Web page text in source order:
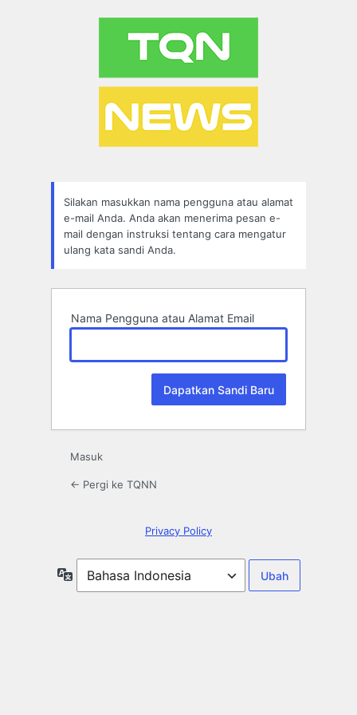
Silakan masukkan nama pengguna atau alamat
e-mail Anda. Anda akan menerima pesan e-
mail dengan instruksi tentang cara mengatur
ulang kata sandi Anda.
Nama Pengguna atau Alamat Email
Masuk
← Pergi ke TQNN
Privacy Policy
Bahasa